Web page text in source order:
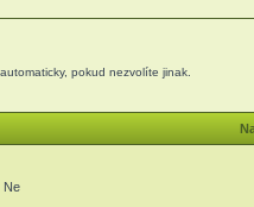
pokud nezvolíte jinak.
Ne